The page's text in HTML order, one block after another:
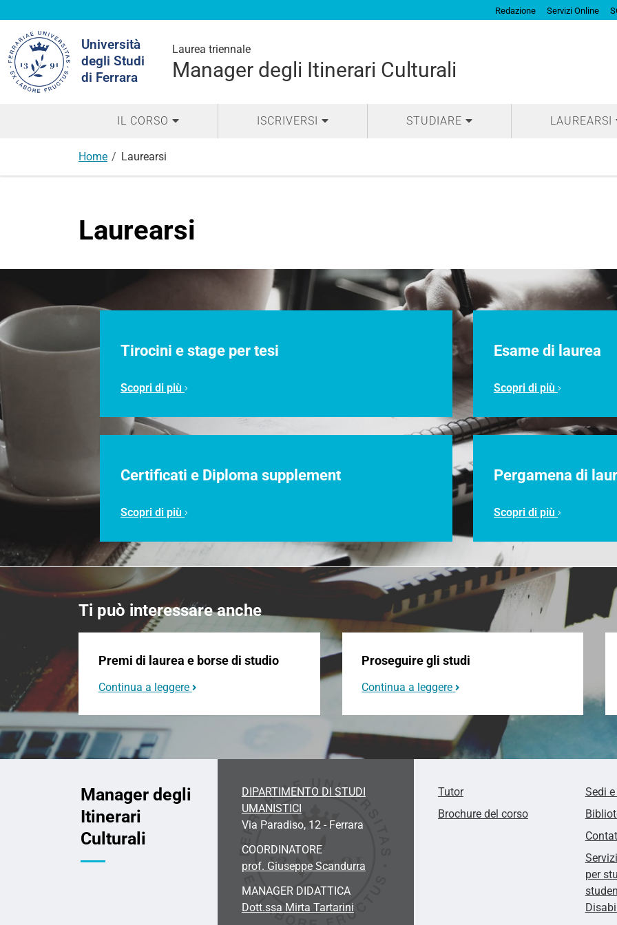
Redazione Servizi Online
Università
degli Studi
di Ferrara
Laurea triennale
Manager degli Itinerari Culturali
nel
sito
IL CORSO ISCRIVERSI STUDIARE LAUREARSI
Home Laurearsi
Laurearsi
Tirocini e stage per tesi
Scopri di più
Esame di laurea
Scopri di più
Certificati e Diploma supplement
Scopri di più
Pergamena di
Scopri di più
Ti può interessare anche
Premi di laurea e borse di studio
Continua a leggere
Proseguire gli studi
Continua a leggere
Manager degli
Itinerari
Culturali
DIPARTIMENTO DI STUDI
UMANISTICI
Via Paradiso, 12 - Ferrara
COORDINATORE
prof. Giuseppe Scandurra
MANAGER DIDATTICA
Dott.ssa Mirta Tartarini
Tutor
Brochure del corso
Sedi
Servizi
per